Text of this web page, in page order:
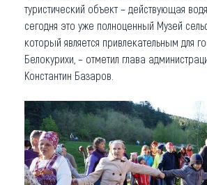
туристический объект – действующая
сегодня это уже полноценный Музей
который является привлекательным для
Белокурихи, – отметил глава
Константин Базаров.